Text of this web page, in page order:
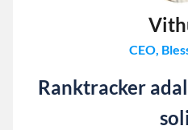
CEO,
Ranktracker